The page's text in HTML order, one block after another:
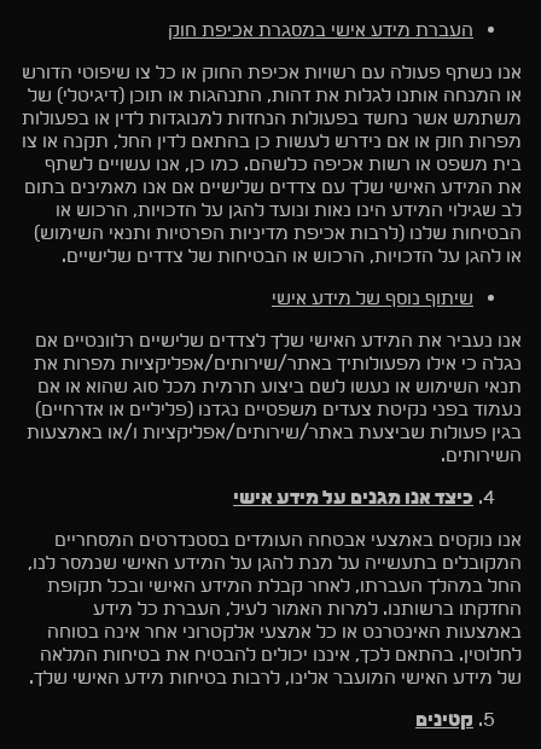
העברת מידע אישי במסגרת אכיפת חוק
אנו נשתף פעולה עם רשויות אכיפת החוק או כל צו שיפוטי הדורש
או המנחה אותנו לגלות את זהות, התנהגות או תוכן (דיגיטלי) של
משתמש אשר נחשד בפעולות הנחזות למנוגדות לדין או בפעולות
מפרות חוק או אם נידרש לעשות כן בהתאם לדין החל, תקנה או צו
בית משפט או רשות אכיפה כלשהם. כמו כן, אנו עשויים לשתף
את המידע האישי שלך עם צדדים שלישיים אם אנו מאמינים בתום
לב שגילוי המידע הינו נאות ונועד להגן על הזכויות, הרכוש או
הבטיחות שלנו (לרבות אכיפת מדיניות הפרטיות ותנאי השימוש)
או להגן על הזכויות, הרכוש או הבטיחות של צדדים שלישיים.
שיתוף נוסף של מידע אישי
אנו נעביר את המידע האישי שלך לצדדים שלישיים רלוונטיים אם
נגלה כי אילו מפעולותיך באתר/שירותים/אפליקציות מפרות את
תנאי השימוש או נעשו לשם ביצוע תרמית מכל סוג שהוא או אם
נעמוד בפני נקיטת צעדים משפטיים נגדנו (פליליים או אזרחיים)
בגין פעולות שביצעת באתר/שירותים/אפליקציות ו/או באמצעות
השירותים.
כיצד אנו מגנים על מידע אישי
אנו נוקטים באמצעי אבטחה העומדים בסטנדרטים המסחריים
המקובלים בתעשייה על מנת להגן על המידע האישי שנמסר לנו,
החל במהלך העברתו, לאחר קבלת המידע האישי ובכל תקופת
החזקתו ברשותנו. למרות האמור לעיל, העברת כל מידע
באמצעות האינטרנט או כל אמצעי אלקטרוני אחר אינה בטוחה
לחלוטין. בהתאם לכך, איננו יכולים להבטיח את בטיחות המלאה
של מידע האישי המועבר אלינו, לרבות בטיחות מידע האישי שלך.
קטינים